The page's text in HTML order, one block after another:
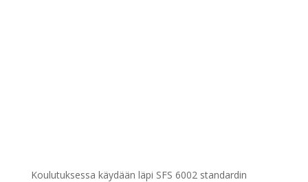
Koulutuksessa käydään läpi SFS 6002 standardin